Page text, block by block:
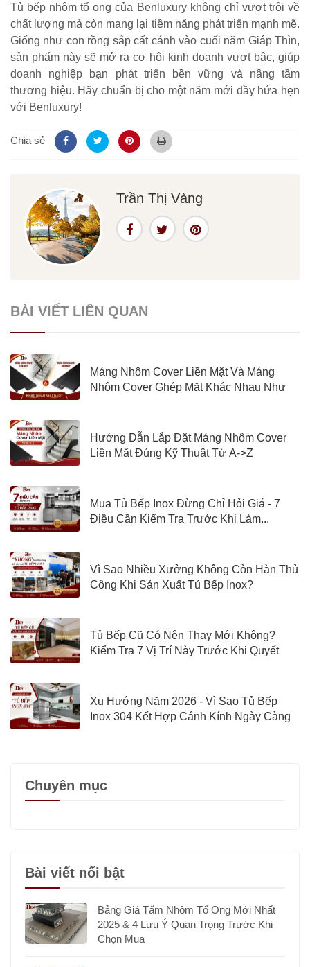
Tủ bếp nhôm tổ ong của Benluxury không chỉ vượt trội về
chất lượng mà còn mang lại tiềm năng phát triển mạnh mẽ.
Giống như con rồng sắp cất cánh vào cuối năm Giáp Thìn,
sản phẩm này sẽ mở ra cơ hội kinh doanh vượt bậc, giúp
doanh nghiệp bạn phát triển bền vững và nâng tầm
thương hiệu. Hãy chuẩn bị cho một năm mới đầy hứa hẹn
với Benluxury!
Chia sẻ
Trần Thị Vàng
BÀI VIẾT LIÊN QUAN
Máng Nhôm Cover Liền Mặt Và Máng
Nhôm Cover Ghép Mặt Khác Nhau Như
Hướng Dẫn Lắp Đặt Máng Nhôm Cover
Liền Mặt Đúng Kỹ Thuật Từ A->Z
Mua Tủ Bếp Inox Đừng Chỉ Hỏi Giá - 7
Điều Cần Kiểm Tra Trước Khi Làm...
Vì Sao Nhiều Xưởng Không Còn Hàn Thủ
Công Khi Sản Xuất Tủ Bếp Inox?
Tủ Bếp Cũ Có Nên Thay Mới Không?
Kiểm Tra 7 Vị Trí Này Trước Khi Quyết
Xu Hướng Năm 2026 - Vì Sao Tủ Bếp
Inox 304 Kết Hợp Cánh Kính Ngày Càng
Chuyên mục
Bài viết nổi bật
Bảng Giá Tấm Nhôm Tổ Ong Mới Nhất
2025 & 4 Lưu Ý Quan Trọng Trước Khi
Chọn Mua